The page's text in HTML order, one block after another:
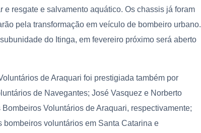
resgate e salvamento aquático. Os chassis já foram
pela transformação em veículo de bombeiro urbano.
do Itinga, em fevereiro próximo será aberto
de Araquari foi prestigiada também por
de Navegantes; José Vasquez e Norberto
Voluntários de Araquari, respectivamente;
voluntários em Santa Catarina e